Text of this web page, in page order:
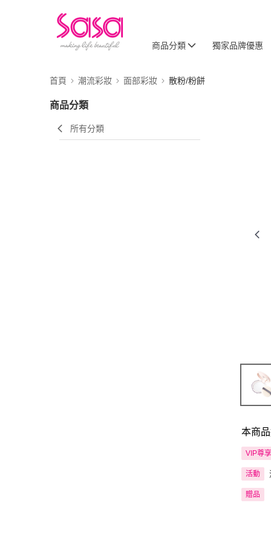
商品分類 獨家品牌優惠
首頁 潮流彩妝 面部彩妝 散粉/粉餅
商品分類
所有分類
本商
VIP尊享
活動
贈品